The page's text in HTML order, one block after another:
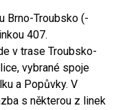
Brno-Troubsko (-
407.
v trase Troubsko-
vybrané spoje
a Popůvky. V
s některou z linek